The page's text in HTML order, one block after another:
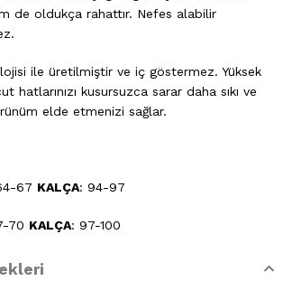
de oldukça rahattır. Nefes alabilir
ile üretilmiştir ve iç göstermez. Yüksek
hatlarınızı kusursuzca sarar daha sıkı ve
elde etmenizi sağlar.
67 KALÇA: 94-97
70 KALÇA: 97-100
75 KALÇA